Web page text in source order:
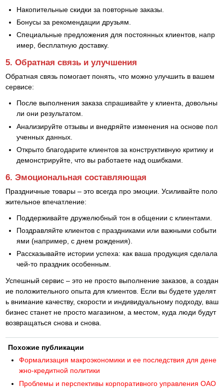
Накопительные скидки за повторные заказы.
Бонусы за рекомендации друзьям.
Специальные предложения для постоянных клиентов, напр
имер, бесплатную доставку.
5. Обратная связь и улучшения
Обратная связь помогает понять, что можно улучшить в вашем
сервисе:
После выполнения заказа спрашивайте у клиента, довольны
ли они результатом.
Анализируйте отзывы и внедряйте изменения на основе пол
ученных данных.
Открыто благодарите клиентов за конструктивную критику и
демонстрируйте, что вы работаете над ошибками.
6. Эмоциональная составляющая
Праздничные товары – это всегда про эмоции. Усиливайте поло
жительное впечатление:
Поддерживайте дружелюбный тон в общении с клиентами.
Поздравляйте клиентов с праздниками или важными событи
ями (например, с днем рождения).
Рассказывайте истории успеха: как ваша продукция сделала
чей-то праздник особенным.
Успешный сервис – это не просто выполнение заказов, а создан
ие положительного опыта для клиентов. Если вы будете уделят
ь внимание качеству, скорости и индивидуальному подходу, ваш
бизнес станет не просто магазином, а местом, куда люди будут
возвращаться снова и снова.
Похожие публикации
Формализация макроэкономики и ее последствия для дене
жно-кредитной политики
Проблемы и перспективы корпоративного управления ОАО